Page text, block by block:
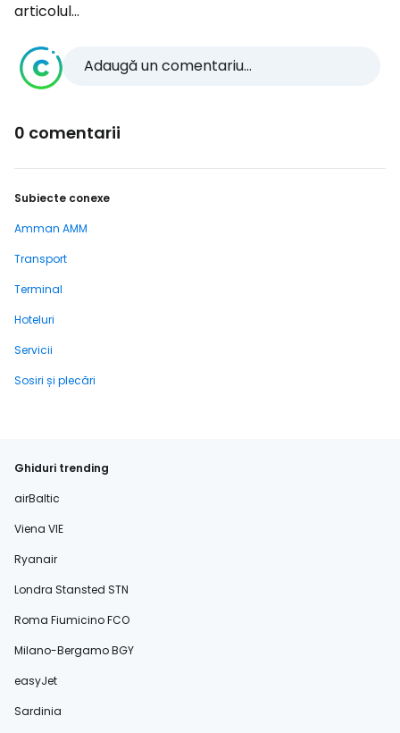
articolul...
Adaugă un comentariu...
0 comentarii
Subiecte conexe
Amman AMM
Transport
Terminal
Hoteluri
Servicii
Sosiri și plecări
Ghiduri trending
airBaltic
Viena VIE
Ryanair
Londra Stansted STN
Roma Fiumicino FCO
Milano-Bergamo BGY
easyJet
Sardinia